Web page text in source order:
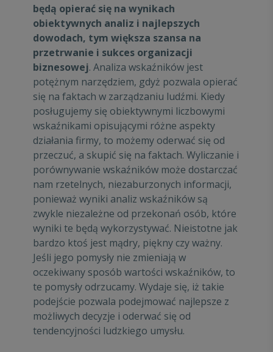
będą opierać się na wynikach
obiektywnych analiz i najlepszych
dowodach, tym większa szansa na
przetrwanie i sukces organizacji
biznesowej. Analiza wskaźników jest
potężnym narzędziem, gdyż pozwala opierać
się na faktach w zarządzaniu ludźmi. Kiedy
posługujemy się obiektywnymi liczbowymi
wskaźnikami opisującymi różne aspekty
działania firmy, to możemy oderwać się od
przeczuć, a skupić się na faktach. Wyliczanie i
porównywanie wskaźników może dostarczać
nam rzetelnych, niezaburzonych informacji,
ponieważ wyniki analiz wskaźników są
zwykle niezależne od przekonań osób, które
wyniki te będą wykorzystywać. Nieistotne jak
bardzo ktoś jest mądry, piękny czy ważny.
Jeśli jego pomysły nie zmieniają w
oczekiwany sposób wartości wskaźników, to
te pomysły odrzucamy. Wydaje się, iż takie
podejście pozwala podejmować najlepsze z
możliwych decyzje i oderwać się od
tendencyjności ludzkiego umysłu.